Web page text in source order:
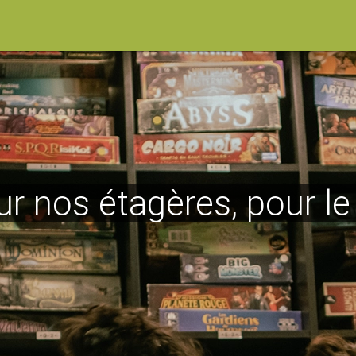
nos étagères, pour